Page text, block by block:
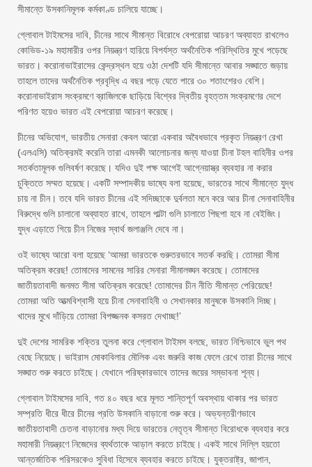
সীমান্তে উসকানিমূলক কর্মকাণ্ড চালিয়ে যাচ্ছে।
গ্লোবাল টাইমসের দাবি, চীনের সাথে সীমান্ত বিরোধে বেপরোয়া আচরণ অব্যাহত রাখলেও
কোভিড-১৯ মহামারীর ওপর নিয়ন্ত্রণ হারিয়ে বিপর্যস্ত অর্থনৈতিক পরিস্থিতির মুখে পড়েছে
ভারত। করোনাভাইরাসের কেন্দ্রস্থল হয়ে ওঠা দেশটি যদি সীমান্তে আবার সঙ্ঘাতে জড়ায়
তাহলে তাদের অর্থনৈতিক প্রবৃদ্ধি এ বছর পড়ে যেতে পারে ৩০ শতাংশেরও বেশি।
করোনাভাইরাস সংক্রমণে ব্রাজিলকে ছাড়িয়ে বিশ্বের দ্বিতীয় বৃহত্তম সংক্রমণের দেশে
পরিণত হয়েও ভারত এই বেপরোয়া আচরণ করেছে।
চীনের অভিযোগ, ভারতীয় সেনারা কেবল আরো একবার অবৈধভাবে প্রকৃত নিয়ন্ত্রণ রেখা
(এলএসি) অতিক্রমই করেনি তারা এমনকী আলোচনার জন্য যাওয়া চীনা টহল বাহিনীর ওপর
সতর্কতামূলক গুলিবর্ষণ করেছে। যদিও দুই পক্ষ আগেই আগ্নেয়াস্ত্র ব্যবহার না করার
চুক্তিতে সম্মত হয়েছে। একটি সম্পাদকীয় ভাষ্যে বলা হয়েছে, ভারতের সাথে সীমান্তে যুদ্ধ
চায় না চীন। তবে যদি ভারত চীনের এই সদিচ্ছাকে দুর্বলতা মনে করে আর চীনা সেনাবাহিনীর
বিরুদ্ধে গুলি চালানো অব্যাহত রাখে, তাহলে পাল্টা গুলি চালাতে পিছপা হবে না বেইজিং।
যুদ্ধ এড়াতে গিয়ে চীন নিজের স্বার্থ জলাঞ্জলি দেবে না।
ওই ভাষ্যে আরো বলা হয়েছে ‘আমরা ভারতকে গুরুতরভাবে সতর্ক করছি। তোমরা সীমা
অতিক্রম করেছ! তোমাদের সামনের সারির সেনারা সীমালঙ্ঘন করেছে। তোমাদের
জাতীয়তাবাদী জনমত সীমা অতিক্রম করেছে! তোমাদের চীন নীতি সীমান্ত পেরিয়েছে!
তোমরা অতি আত্মবিশ্বাসী হয়ে চীনা সেনাবাহিনী ও সেখানকার মানুষকে উসকানি দিচ্ছ।
খাদের মুখে দাঁড়িয়ে তোমরা বিপজ্জনক কসরত দেখাচ্ছ!’
দুই দেশের সামরিক শক্তির তুলনা করে গ্লোবাল টাইমস বলছে, ভারত নিশ্চিভাবে ভুল পথ
বেছে নিয়েছে। ভাইরাস মোকাবিলার মৌলিক এবং জরুরি কাজ ফেলে রেখে তারা চীনের সাথে
সঙ্ঘাত শুরু করতে চাইছে। যেখানে পরিষ্কারভাবে তাদের জয়ের সম্ভাবনা শূন্য।
গ্লোবাল টাইমসের দাবি, গত ৪০ বছর ধরে মূলত শান্তিপূর্ণ অবস্থায় থাকার পর ভারত
সম্প্রতি ধীরে ধীরে চীনের প্রতি উসকানি বাড়ানো শুরু করে। অভ্যন্তরীণভাবে
জাতীয়তাবাদী চেতনা বাড়ানোর মধ্য দিয়ে ভারতের নেতৃত্ব সীমান্ত বিরোধকে ব্যবহার করে
মহামারী নিয়ন্ত্রণে নিজেদের ব্যর্থতাকে আড়াল করতে চাইছে। একই সাথে দিল্লি হয়তো
আন্তর্জাতিক পরিসরকেও সুবিধা হিসেবে ব্যবহার করতে চাইছে। যুক্তরাষ্ট্র, জাপান,